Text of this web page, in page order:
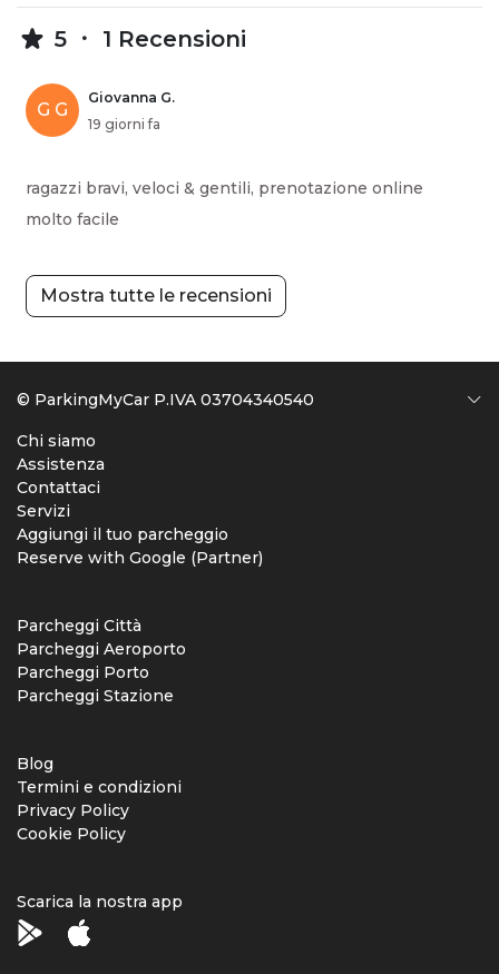
5 1 Recensioni
G G
Giovanna G.
19 giorni fa
ragazzi bravi, veloci & gentili, prenotazione online
molto facile
Mostra tutte le recensioni
© ParkingMyCar P.IVA 03704340540
Chi siamo
Assistenza
Contattaci
Servizi
Aggiungi il tuo parcheggio
Reserve with Google (Partner)
Parcheggi Città
Parcheggi Aeroporto
Parcheggi Porto
Parcheggi Stazione
Blog
Termini e condizioni
Privacy Policy
Cookie Policy
Scarica la nostra app